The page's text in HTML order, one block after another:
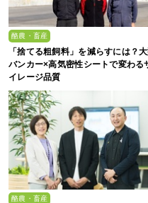
酪農・畜産
「捨てる粗飼料」を減らすには？
バンカー×高気密性シートで変わる
イレージ品質
酪農・畜産